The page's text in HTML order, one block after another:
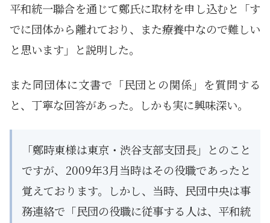
平和統一聯合を通じて鄭氏に取材を申し込むと「す
でに団体から離れており、また療養中なので難しい
と思います」と説明した。
また同団体に文書で「民団との関係」を質問する
と、丁寧な回答があった。しかも実に興味深い。
「鄭時東様は東京・渋谷支部支団長」とのこと
ですが、2009年3月当時はその役職であったと
覚えております。しかし、当時、民団中央は事
務連絡で「民団の役職に従事する人は、平和統